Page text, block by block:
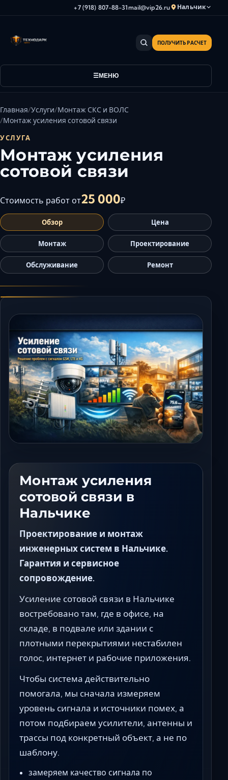
+7 (918) 807-88-31mail@vip26.ru Нальчик
Анапа
Владикавказ
Керчь
Кисловодск
Майкоп
Назрань
Нальчик
Новороссийск
Пятигорск
Ростов-на-Дону
Севастополь
Симферополь
Сочи
Таганрог
МЕНЮ
ПОЛУЧИТЬ РАСЧЕТ
Главная Услуги Монтаж СКС и ВОЛС
Монтаж усиления сотовой связи
УСЛУГА
Монтаж усиления
сотовой связи
Стоимость работ от25 000₽
Обзор Цена
Монтаж Проектирование
Обслуживание Ремонт
Монтаж усиления
сотовой связи в
Нальчике
Проектирование и монтаж
инженерных систем в Нальчике.
Гарантия и сервисное
сопровождение.
Усиление сотовой связи в Нальчике
востребовано там, где в офисе, на
складе, в подвале или здании с
плотными перекрытиями нестабилен
голос, интернет и рабочие приложения.
Чтобы система действительно
помогала, мы сначала измеряем
уровень сигнала и источники помех, а
потом подбираем усилители, антенны и
трассы под конкретный объект, а не по
шаблону.
замеряем качество сигнала по